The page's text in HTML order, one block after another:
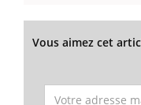
Vous aimez cet